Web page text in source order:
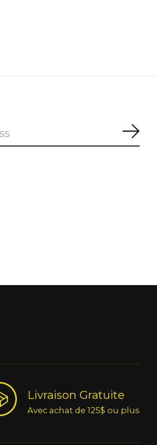
Livraison Gratuite
Avec achat de 125$ ou plus